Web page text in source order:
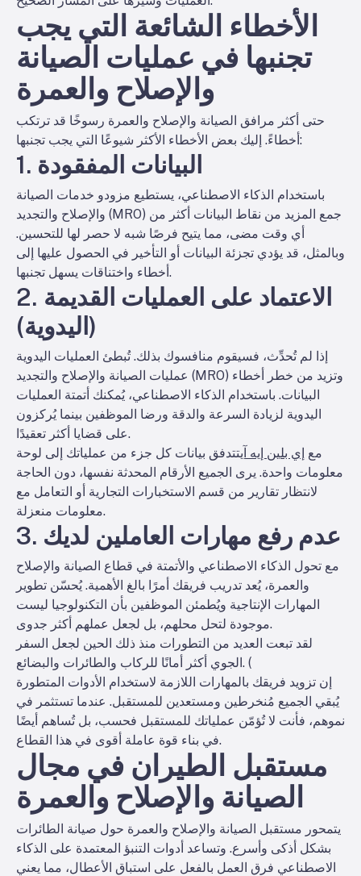
الأخطاء الشائعة التي يجب
تجنبها في عمليات الصيانة
والإصلاح والعمرة
حتى أكثر مرافق الصيانة والإصلاح والعمرة رسوخًا قد ترتكب
أخطاءً. إليك بعض الأخطاء الأكثر شيوعًا التي يجب تجنبها:
1. البيانات المفقودة
باستخدام الذكاء الاصطناعي، يستطيع مزودو خدمات الصيانة
والإصلاح والتجديد (MRO) جمع المزيد من نقاط البيانات أكثر من
أي وقت مضى، مما يتيح فرصًا شبه لا حصر لها للتحسين.
وبالمثل، قد يؤدي تجزئة البيانات أو التأخير في الحصول عليها إلى
أخطاء واختناقات يسهل تجنبها.
2. الاعتماد على العمليات القديمة
(اليدوية)
إذا لم تُحدِّث، فسيقوم منافسوك بذلك. تُبطئ العمليات اليدوية
عمليات الصيانة والإصلاح والتجديد (MRO) وتزيد من خطر أخطاء
البيانات. باستخدام الذكاء الاصطناعي، يُمكنك أتمتة العمليات
اليدوية لزيادة السرعة والدقة ورضا الموظفين بينما يُركزون
على قضايا أكثر تعقيدًا.
مع إي بلين إيه آيتتدفق بيانات كل جزء من عملياتك إلى لوحة
معلومات واحدة. يرى الجميع الأرقام المحدثة نفسها، دون الحاجة
لانتظار تقارير من قسم الاستخبارات التجارية أو التعامل مع
معلومات منعزلة.
3. عدم رفع مهارات العاملين لديك
مع تحول الذكاء الاصطناعي والأتمتة في قطاع الصيانة والإصلاح
والعمرة، يُعد تدريب فريقك أمرًا بالغ الأهمية. يُحسّن تطوير
المهارات الإنتاجية ويُطمئن الموظفين بأن التكنولوجيا ليست
موجودة لتحل محلهم، بل لجعل عملهم أكثر جدوى.
لقد تبعت العديد من التطورات منذ ذلك الحين لجعل السفر
الجوي أكثر أمانًا للركاب والطائرات والبضائع. (
إن تزويد فريقك بالمهارات اللازمة لاستخدام الأدوات المتطورة
يُبقي الجميع مُنخرطين ومستعدين للمستقبل. عندما تستثمر في
نموهم، فأنت لا تُؤمّن عملياتك للمستقبل فحسب، بل تُساهم أيضًا
في بناء قوة عاملة أقوى في هذا القطاع.
مستقبل الطيران في مجال
الصيانة والإصلاح والعمرة
يتمحور مستقبل الصيانة والإصلاح والعمرة حول صيانة الطائرات
بشكل أذكى وأسرع. وتساعد أدوات التنبؤ المعتمدة على الذكاء
الاصطناعي فرق العمل بالفعل على استباق الأعطال، مما يعني